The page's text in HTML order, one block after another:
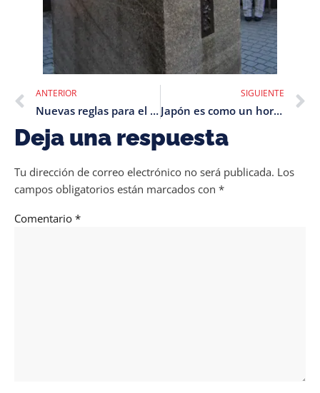
ANTERIOR
Nuevas reglas para el equipaje en el Shinkansen 2022
SIGUIENTE
Japón es como un hormiguero
Deja una respuesta
Tu dirección de correo electrónico no será publicada. Los
campos obligatorios están marcados con *
Comentario *